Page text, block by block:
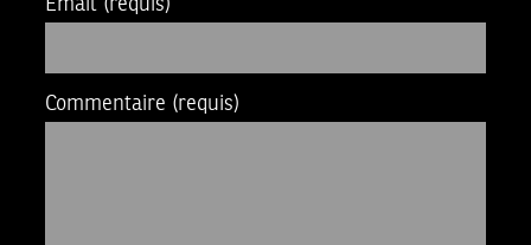
Email (requis)
Commentaire (requis)